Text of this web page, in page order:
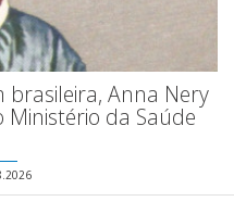
brasileira, Anna Nery
da Saúde